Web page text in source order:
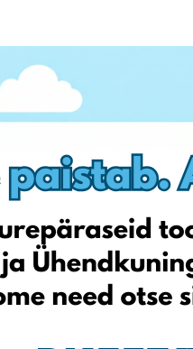
Külasta poodi